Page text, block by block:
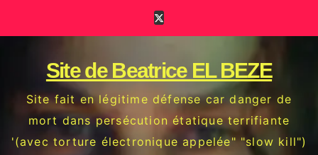
Site de Beatrice EL BEZE
Site fait en légitime défense car danger de
mort dans persécution étatique terrifiante
'(avec torture électronique appelée" "slow kill")